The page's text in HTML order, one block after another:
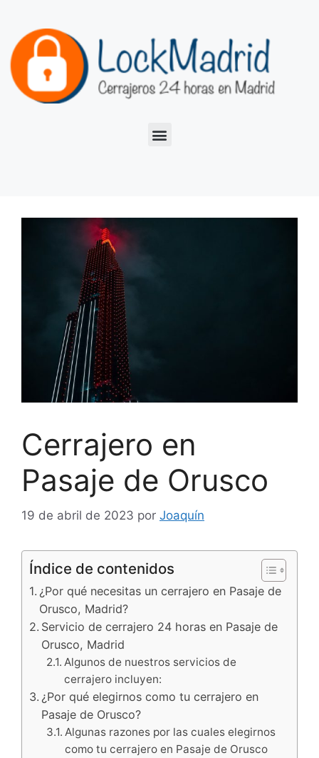
Cerrajero en
Pasaje de Orusco
19 de abril de 2023 por Joaquín
Índice de contenidos
¿Por qué necesitas un cerrajero en Pasaje de
Orusco, Madrid?
Servicio de cerrajero 24 horas en Pasaje de
Orusco, Madrid
Algunos de nuestros servicios de
cerrajero incluyen:
¿Por qué elegirnos como tu cerrajero en
Pasaje de Orusco?
Algunas razones por las cuales elegirnos
como tu cerrajero en Pasaje de Orusco